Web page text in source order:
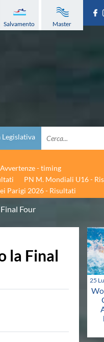
Salvamento Master
Legislativa
- timing
PN M. Mondiali U16 -
Parigi 2026 - Risultati
Four
la Final
25